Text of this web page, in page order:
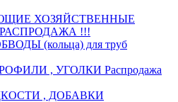
ХОЗЯЙСТВЕННЫЕ
!!!
(кольца) для труб
, УГОЛКИ Распродажа
, ДОБАВКИ